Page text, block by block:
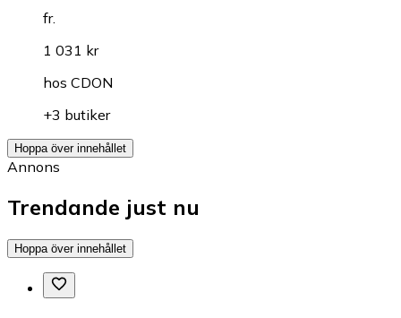
fr.
1 031 kr
hos CDON
+3 butiker
Hoppa över innehållet
Annons
Trendande just nu
Hoppa över innehållet